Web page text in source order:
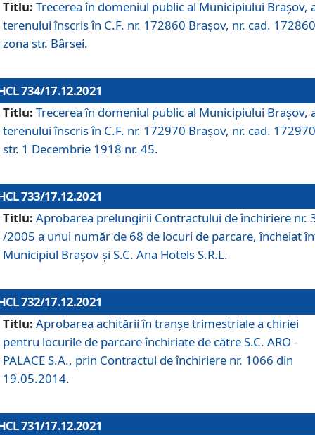
Titlu: Trecerea în domeniul public al Municipiului Braşov,
terenului înscris în C.F. nr. 172860 Brașov, nr. cad.
zona str. Bârsei.
734/17.12.2021
Titlu: Trecerea în domeniul public al Municipiului Braşov,
terenului înscris în C.F. nr. 172970 Brașov, nr. cad.
str. 1 Decembrie 1918 nr. 45.
733/17.12.2021
Titlu: Aprobarea prelungirii Contractului de închiriere nr.
/2005 a unui număr de 68 de locuri de parcare, încheiat
Municipiul Braşov şi S.C. Ana Hotels S.R.L.
732/17.12.2021
Titlu: Aprobarea achitării în tranșe trimestriale a chiriei
pentru locurile de parcare închiriate de către S.C. ARO -
PALACE S.A., prin Contractul de închiriere nr. 1066 din
19.05.2014.
731/17.12.2021